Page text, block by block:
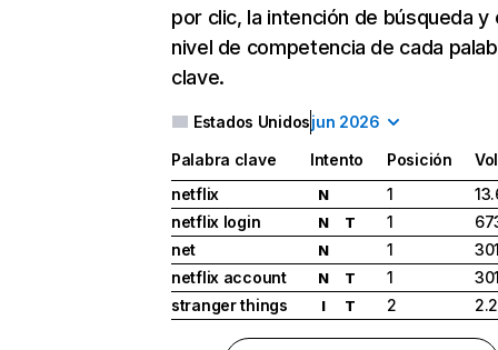
por clic, la intención de búsqueda y
nivel de competencia de cada
clave.
Estados Unidosjun 2026
Palabra clave Intento Posición
netflix
N 1
netflix login
N T 1
net
N 1
netflix account
N T 1
stranger things
I T 2